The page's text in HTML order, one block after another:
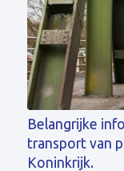
Belangrijke
transport van
Koninkrijk.